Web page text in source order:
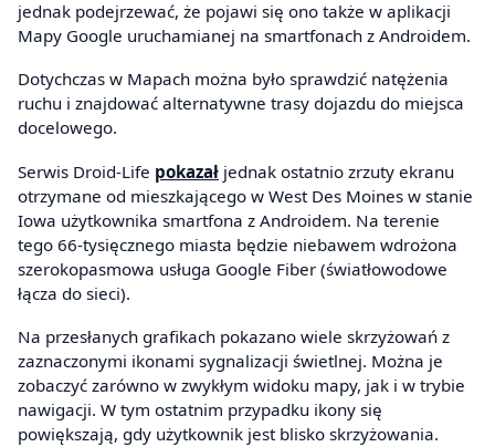
jednak podejrzewać, że pojawi się ono także w aplikacji
Mapy Google uruchamianej na smartfonach z Androidem.
Dotychczas w Mapach można było sprawdzić natężenia
ruchu i znajdować alternatywne trasy dojazdu do miejsca
docelowego.
Serwis Droid-Life pokazał jednak ostatnio zrzuty ekranu
otrzymane od mieszkającego w West Des Moines w stanie
Iowa użytkownika smartfona z Androidem. Na terenie
tego 66-tysięcznego miasta będzie niebawem wdrożona
szerokopasmowa usługa Google Fiber (światłowodowe
łącza do sieci).
Na przesłanych grafikach pokazano wiele skrzyżowań z
zaznaczonymi ikonami sygnalizacji świetlnej. Można je
zobaczyć zarówno w zwykłym widoku mapy, jak i w trybie
nawigacji. W tym ostatnim przypadku ikony się
powiększają, gdy użytkownik jest blisko skrzyżowania.